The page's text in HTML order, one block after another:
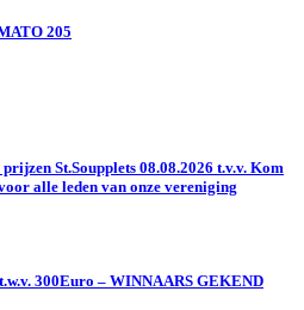
205
St.Soupplets 08.08.2026 t.v.v. Kom
alle leden van onze vereniging
300Euro – WINNAARS GEKEND